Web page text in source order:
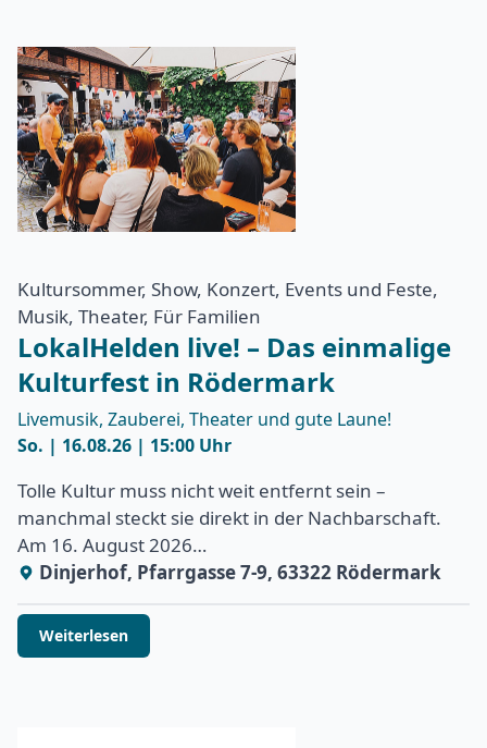
Kultursommer, Show, Konzert, Events und Feste,
Musik, Theater, Für Familien
LokalHelden live! – Das einmalige
Kulturfest in Rödermark
Livemusik, Zauberei, Theater und gute Laune!
So. | 16.08.26 | 15:00 Uhr
Tolle Kultur muss nicht weit entfernt sein –
manchmal steckt sie direkt in der Nachbarschaft.
Am 16. August 2026…
Dinjerhof, Pfarrgasse 7-9, 63322 Rödermark
Weiterlesen